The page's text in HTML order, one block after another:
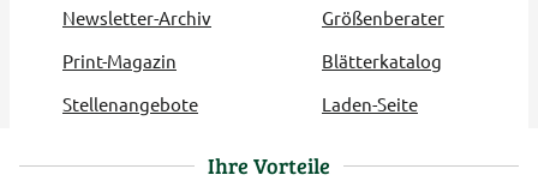
Newsletter-Archiv
Größenberater
Print-Magazin
Blätterkatalog
Stellenangebote
Laden-Seite
Ihre Vorteile